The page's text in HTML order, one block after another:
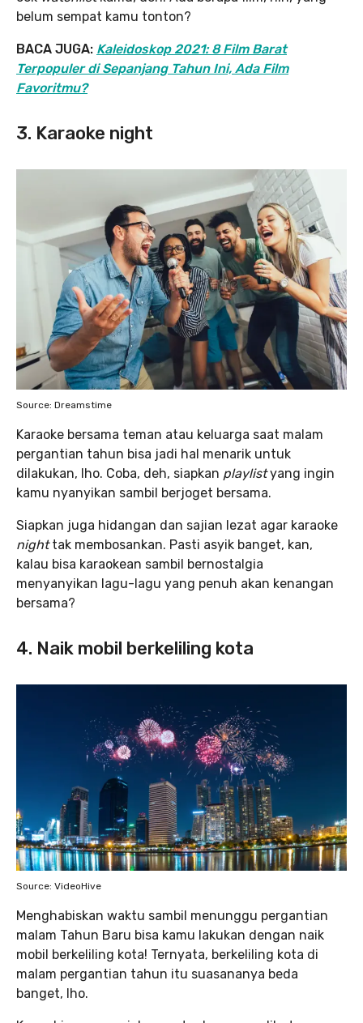
belum sempat kamu tonton?
BACA JUGA: Kaleidoskop 2021: 8 Film Barat
Terpopuler di Sepanjang Tahun Ini, Ada Film
Favoritmu?
3. Karaoke night
Source: Dreamstime
Karaoke bersama teman atau keluarga saat malam
pergantian tahun bisa jadi hal menarik untuk
dilakukan, lho. Coba, deh, siapkan playlistyang ingin
kamu nyanyikan sambil berjoget bersama.
Siapkan juga hidangan dan sajian lezat agar karaoke
nighttak membosankan. Pasti asyik banget, kan,
kalau bisa karaokean sambil bernostalgia
menyanyikan lagu-lagu yang penuh akan kenangan
bersama?
4. Naik mobil berkeliling kota
Source: VideoHive
Menghabiskan waktu sambil menunggu pergantian
malam Tahun Baru bisa kamu lakukan dengan naik
mobil berkeliling kota! Ternyata, berkeliling kota di
malam pergantian tahun itu suasananya beda
banget, lho.